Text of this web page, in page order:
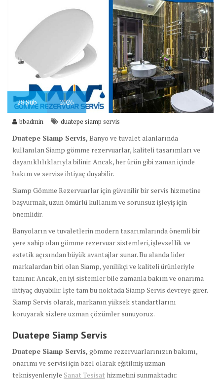
28Şub 2026
bbadmin duatepe siamp servis
Duatepe Siamp Servis, Banyo ve tuvalet alanlarında
kullanılan Siamp gömme rezervuarlar, kaliteli tasarımları ve
dayanıklılıklarıyla bilinir. Ancak, her ürün gibi zaman içinde
bakım ve servise ihtiyaç duyabilir.
Siamp Gömme Rezervuarlar için güvenilir bir servis hizmetine
başvurmak, uzun ömürlü kullanım ve sorunsuz işleyiş için
önemlidir.
Banyoların ve tuvaletlerin modern tasarımlarında önemli bir
yere sahip olan gömme rezervuar sistemleri, işlevsellik ve
estetik açısından büyük avantajlar sunar. Bu alanda lider
markalardan biri olan Siamp, yenilikçi ve kaliteli ürünleriyle
tanınır. Ancak, en iyi sistemler bile zamanla bakım ve onarıma
ihtiyaç duyabilir. İşte tam bu noktada Siamp Servis devreye girer.
Siamp Servis olarak, markanın yüksek standartlarını
koruyarak sizlere uzman çözümler sunuyoruz.
Duatepe Siamp Servis
Duatepe Siamp Servis, gömme rezervuarlarınızın bakımı,
onarımı ve servisi için özel olarak eğitilmiş uzman
teknisyenleriyle Sanat Tesisat hizmetini sunmaktadır.